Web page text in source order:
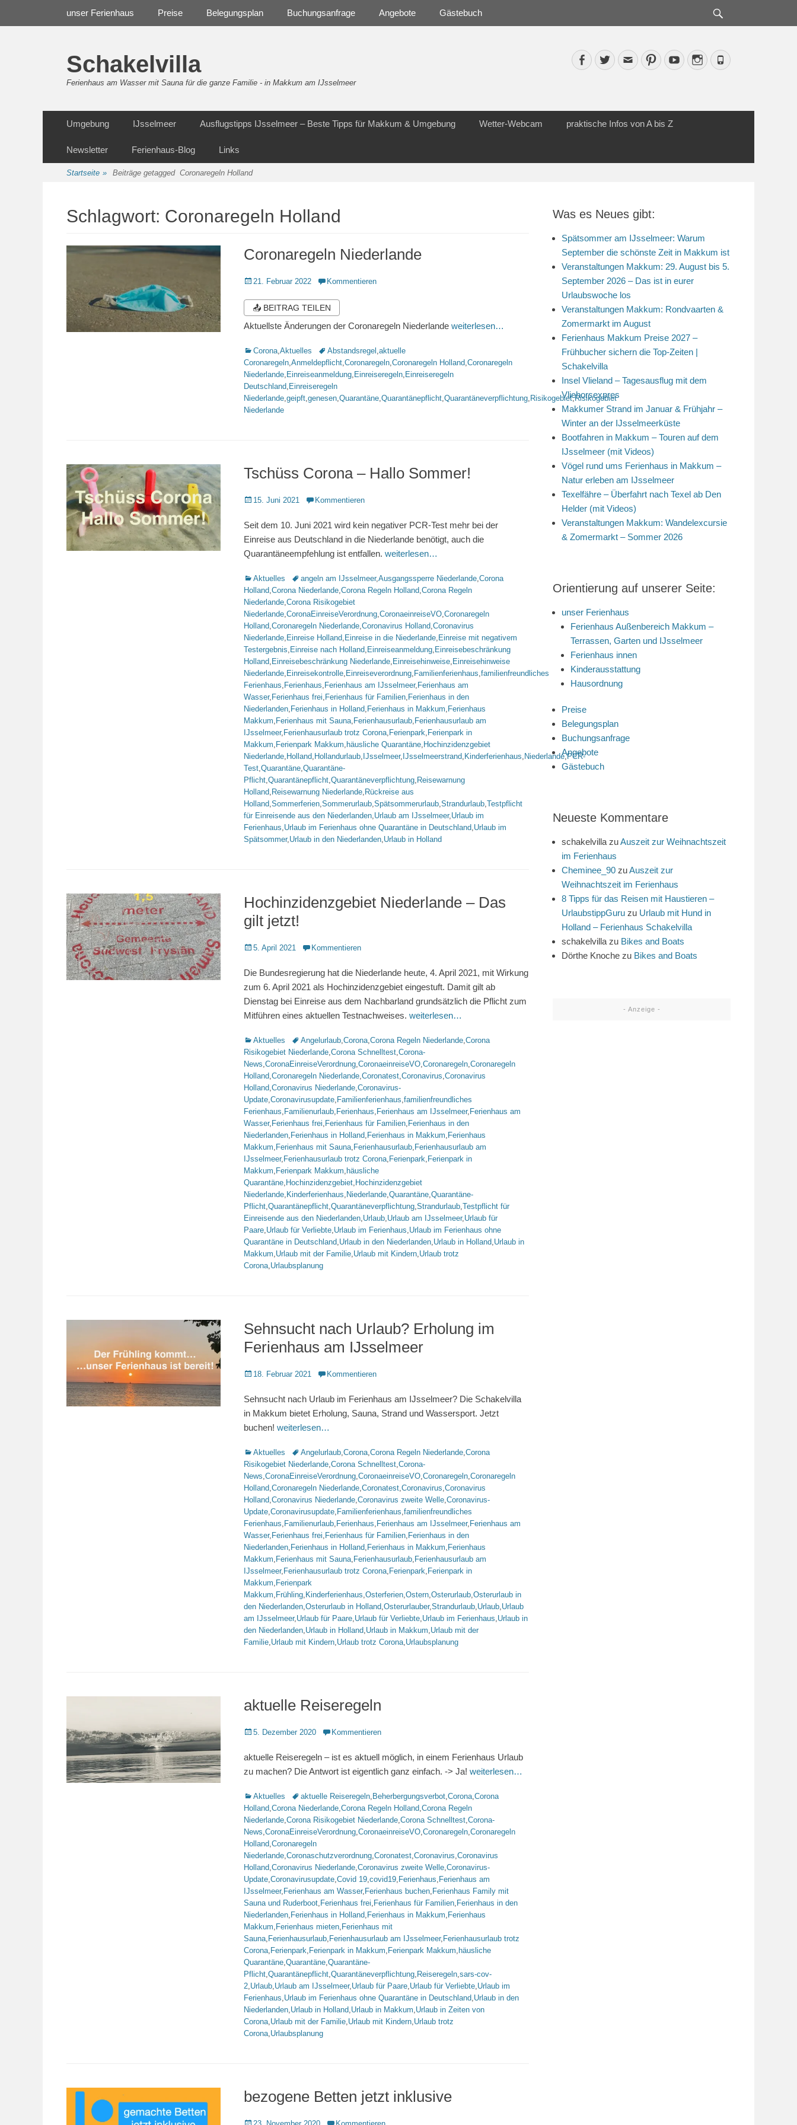
unser Ferienhaus Preise Belegungsplan Buchungsanfrage Angebote Gästebuch
Schakelvilla
Ferienhaus am Wasser mit Sauna für die ganze Familie - in Makkum am IJsselmeer
Facebook
TwitterEmailPinterestYouTubeInstagram
Phone
Inhalt
Umgebung IJsselmeer Ausflugstipps IJsselmeer – Beste Tipps für Makkum & Umgebung Wetter-Webcam praktische Infos von A bis Z
Newsletter Ferienhaus-Blog Links
Startseite » Beiträge getagged Coronaregeln Holland
Schlagwort: Coronaregeln Holland
Coronaregeln Niederlande
Veröffentlicht
21. Februar 2022 Kommentieren
📤 BEITRAG TEILEN
Aktuellste Änderungen der Coronaregeln Niederlande weiterlesen…
Kategorien
Corona,Aktuelles Schlagworte
Abstandsregel ,aktuelle
Coronaregeln,Anmeldepflicht,Coronaregeln,Coronaregeln Holland,Coronaregeln
Niederlande, Einreiseanmeldung, Einreiseregeln, Einreiseregeln
Deutschland, Einreiseregeln
Niederlande,geipft,genesen,Quarantäne,Quarantänepflicht,Quarantäneverpflichtung, Risikogebiet,Risikogebiet
Niederlande
Tschüss Corona – Hallo Sommer!
Veröffentlicht
15. Juni 2021 Kommentieren
Seit dem 10. Juni 2021 wird kein negativer PCR-Test mehr bei der
Einreise aus Deutschland in die Niederlande benötigt, auch die
Quarantäneempfehlung ist entfallen. weiterlesen…
Kategorien
Aktuelles Schlagworte
angeln am IJsselmeer,Ausgangssperre Niederlande,Corona
Holland,Corona Niederlande,Corona Regeln Holland,Corona Regeln
Niederlande,Corona Risikogebiet
Niederlande,CoronaEinreiseVerordnung,CoronaeinreiseVO,Coronaregeln
Holland,Coronaregeln Niederlande,Coronavirus Holland,Coronavirus
Niederlande, Einreise Holland, Einreise in die Niederlande, Einreise mit negativem
Testergebnis, Einreise nach Holland, Einreiseanmeldung, Einreisebeschränkung
Holland, Einreisebeschränkung Niederlande, Einreisehinweise, Einreisehinweise
Niederlande, Einreisekontrolle, Einreiseverordnung, Familienferienhaus,familienfreundliches
Ferienhaus, Ferienhaus, Ferienhaus am IJsselmeer, Ferienhaus am
Wasser, Ferienhaus frei, Ferienhaus für Familien, Ferienhaus in den
Niederlanden, Ferienhaus in Holland, Ferienhaus in Makkum, Ferienhaus
Makkum, Ferienhaus mit Sauna, Ferienhausurlaub, Ferienhausurlaub am
IJsselmeer, Ferienhausurlaub trotz Corona, Ferienpark, Ferienpark in
Makkum, Ferienpark Makkum, häusliche Quarantäne, Hochinzidenzgebiet
Niederlande, Holland, Hollandurlaub, IJsselmeer, IJsselmeerstrand, Kinderferienhaus, Niederlande,PCR-
Test,Quarantäne,Quarantäne-
Pflicht,Quarantänepflicht,Quarantäneverpflichtung, Reisewarnung
Holland, Reisewarnung Niederlande, Rückreise aus
Holland,Sommerferien,Sommerurlaub,Spätsommerurlaub,Strandurlaub,Testpflicht
für Einreisende aus den Niederlanden,Urlaub am IJsselmeer,Urlaub im
Ferienhaus,Urlaub im Ferienhaus ohne Quarantäne in Deutschland,Urlaub im
Spätsommer,Urlaub in den Niederlanden,Urlaub in Holland
Hochinzidenzgebiet Niederlande – Das
gilt jetzt!
Veröffentlicht
5. April 2021 Kommentieren
Die Bundesregierung hat die Niederlande heute, 4. April 2021, mit Wirkung
zum 6. April 2021 als Hochinzidenzgebiet eingestuft. Damit gilt ab
Dienstag bei Einreise aus dem Nachbarland grundsätzlich die Pflicht zum
Mitführen eines aktuellen Testnachweises. weiterlesen…
Kategorien
Aktuelles Schlagworte
Angelurlaub,Corona,Corona Regeln Niederlande,Corona
Risikogebiet Niederlande,Corona Schnelltest,Corona-
News,CoronaEinreiseVerordnung,CoronaeinreiseVO,Coronaregeln,Coronaregeln
Holland,Coronaregeln Niederlande,Coronatest,Coronavirus,Coronavirus
Holland,Coronavirus Niederlande,Coronavirus-
Update,Coronavirusupdate, Familienferienhaus,familienfreundliches
Ferienhaus, Familienurlaub, Ferienhaus, Ferienhaus am IJsselmeer, Ferienhaus am
Wasser, Ferienhaus frei, Ferienhaus für Familien, Ferienhaus in den
Niederlanden, Ferienhaus in Holland, Ferienhaus in Makkum, Ferienhaus
Makkum, Ferienhaus mit Sauna, Ferienhausurlaub, Ferienhausurlaub am
IJsselmeer, Ferienhausurlaub trotz Corona, Ferienpark, Ferienpark in
Makkum, Ferienpark Makkum, häusliche
Quarantäne, Hochinzidenzgebiet, Hochinzidenzgebiet
Niederlande, Kinderferienhaus, Niederlande,Quarantäne,Quarantäne-
Pflicht,Quarantänepflicht,Quarantäneverpflichtung,Strandurlaub,Testpflicht für
Einreisende aus den Niederlanden,Urlaub,Urlaub am IJsselmeer,Urlaub für
Paare,Urlaub für Verliebte,Urlaub im Ferienhaus,Urlaub im Ferienhaus ohne
Quarantäne in Deutschland,Urlaub in den Niederlanden,Urlaub in Holland,Urlaub in
Makkum,Urlaub mit der Familie,Urlaub mit Kindern,Urlaub trotz
Corona,Urlaubsplanung
Sehnsucht nach Urlaub? Erholung im
Ferienhaus am IJsselmeer
Veröffentlicht
18. Februar 2021 Kommentieren
Sehnsucht nach Urlaub im Ferienhaus am IJsselmeer? Die Schakelvilla
in Makkum bietet Erholung, Sauna, Strand und Wassersport. Jetzt
buchen! weiterlesen…
Kategorien
Aktuelles Schlagworte
Angelurlaub,Corona,Corona Regeln Niederlande,Corona
Risikogebiet Niederlande,Corona Schnelltest,Corona-
News,CoronaEinreiseVerordnung,CoronaeinreiseVO,Coronaregeln,Coronaregeln
Holland,Coronaregeln Niederlande,Coronatest,Coronavirus,Coronavirus
Holland,Coronavirus Niederlande,Coronavirus zweite Welle,Coronavirus-
Update,Coronavirusupdate, Familienferienhaus,familienfreundliches
Ferienhaus, Familienurlaub, Ferienhaus, Ferienhaus am IJsselmeer, Ferienhaus am
Wasser, Ferienhaus frei, Ferienhaus für Familien, Ferienhaus in den
Niederlanden, Ferienhaus in Holland, Ferienhaus in Makkum, Ferienhaus
Makkum, Ferienhaus mit Sauna, Ferienhausurlaub, Ferienhausurlaub am
IJsselmeer, Ferienhausurlaub trotz Corona, Ferienpark, Ferienpark in
Makkum, Ferienpark
Makkum, Frühling, Kinderferienhaus,Osterferien,Ostern,Osterurlaub,Osterurlaub in
den Niederlanden,Osterurlaub in Holland,Osterurlauber,Strandurlaub,Urlaub,Urlaub
am IJsselmeer,Urlaub für Paare,Urlaub für Verliebte,Urlaub im Ferienhaus,Urlaub in
den Niederlanden,Urlaub in Holland,Urlaub in Makkum,Urlaub mit der
Familie,Urlaub mit Kindern,Urlaub trotz Corona,Urlaubsplanung
aktuelle Reiseregeln
Veröffentlicht
5. Dezember 2020 Kommentieren
aktuelle Reiseregeln – ist es aktuell möglich, in einem Ferienhaus Urlaub
zu machen? Die Antwort ist eigentlich ganz einfach. -> Ja! weiterlesen…
Kategorien
Aktuelles Schlagworte
aktuelle Reiseregeln, Beherbergungsverbot,Corona,Corona
Holland,Corona Niederlande,Corona Regeln Holland,Corona Regeln
Niederlande,Corona Risikogebiet Niederlande,Corona Schnelltest,Corona-
News,CoronaEinreiseVerordnung,CoronaeinreiseVO,Coronaregeln,Coronaregeln
Holland,Coronaregeln
Niederlande,Coronaschutzverordnung,Coronatest,Coronavirus,Coronavirus
Holland,Coronavirus Niederlande,Coronavirus zweite Welle,Coronavirus-
Update,Coronavirusupdate,Covid 19,covid19, Ferienhaus, Ferienhaus am
IJsselmeer, Ferienhaus am Wasser, Ferienhaus buchen, Ferienhaus Family mit
Sauna und Ruderboot, Ferienhaus frei, Ferienhaus für Familien, Ferienhaus in den
Niederlanden, Ferienhaus in Holland, Ferienhaus in Makkum, Ferienhaus
Makkum, Ferienhaus mieten, Ferienhaus mit
Sauna, Ferienhausurlaub, Ferienhausurlaub am IJsselmeer, Ferienhausurlaub trotz
Corona, Ferienpark, Ferienpark in Makkum, Ferienpark Makkum, häusliche
Quarantäne,Quarantäne,Quarantäne-
Pflicht,Quarantänepflicht,Quarantäneverpflichtung, Reiseregeln,sars-cov-
2,Urlaub,Urlaub am IJsselmeer,Urlaub für Paare,Urlaub für Verliebte,Urlaub im
Ferienhaus,Urlaub im Ferienhaus ohne Quarantäne in Deutschland,Urlaub in den
Niederlanden,Urlaub in Holland,Urlaub in Makkum,Urlaub in Zeiten von
Corona,Urlaub mit der Familie,Urlaub mit Kindern,Urlaub trotz
Corona,Urlaubsplanung
bezogene Betten jetzt inklusive
Veröffentlicht
Was es Neues gibt:
Spätsommer am IJsselmeer: Warum
September die schönste Zeit in Makkum ist
Veranstaltungen Makkum: 29. August bis 5.
September 2026 – Das ist in eurer
Urlaubswoche los
Veranstaltungen Makkum: Rondvaarten &
Zomermarkt im August
Ferienhaus Makkum Preise 2027 –
Frühbucher sichern die Top-Zeiten |
Schakelvilla
Insel Vlieland – Tagesausflug mit dem
Vliehorsexpres
Makkumer Strand im Januar & Frühjahr –
Winter an der IJsselmeerküste
Bootfahren in Makkum – Touren auf dem
IJsselmeer (mit Videos)
Vögel rund ums Ferienhaus in Makkum –
Natur erleben am IJsselmeer
Texelfähre – Überfahrt nach Texel ab Den
Helder (mit Videos)
Veranstaltungen Makkum: Wandelexcursie
& Zomermarkt – Sommer 2026
Orientierung auf unserer Seite:
unser Ferienhaus
Ferienhaus Außenbereich Makkum –
Terrassen, Garten und IJsselmeer
Ferienhaus innen
Kinderausstattung
Hausordnung
Preise
Belegungsplan
Buchungsanfrage
Angebote
Gästebuch
Neueste Kommentare
schakelvilla zuAuszeit zur Weihnachtszeit
im Ferienhaus
Cheminee_90 zuAuszeit zur
Weihnachtszeit im Ferienhaus
8 Tipps für das Reisen mit Haustieren –
UrlaubstippGuru zu Urlaub mit Hund in
Holland – Ferienhaus Schakelvilla
schakelvilla zu Bikes and Boats
Dörthe Knoche zu Bikes and Boats
- Anzeige -